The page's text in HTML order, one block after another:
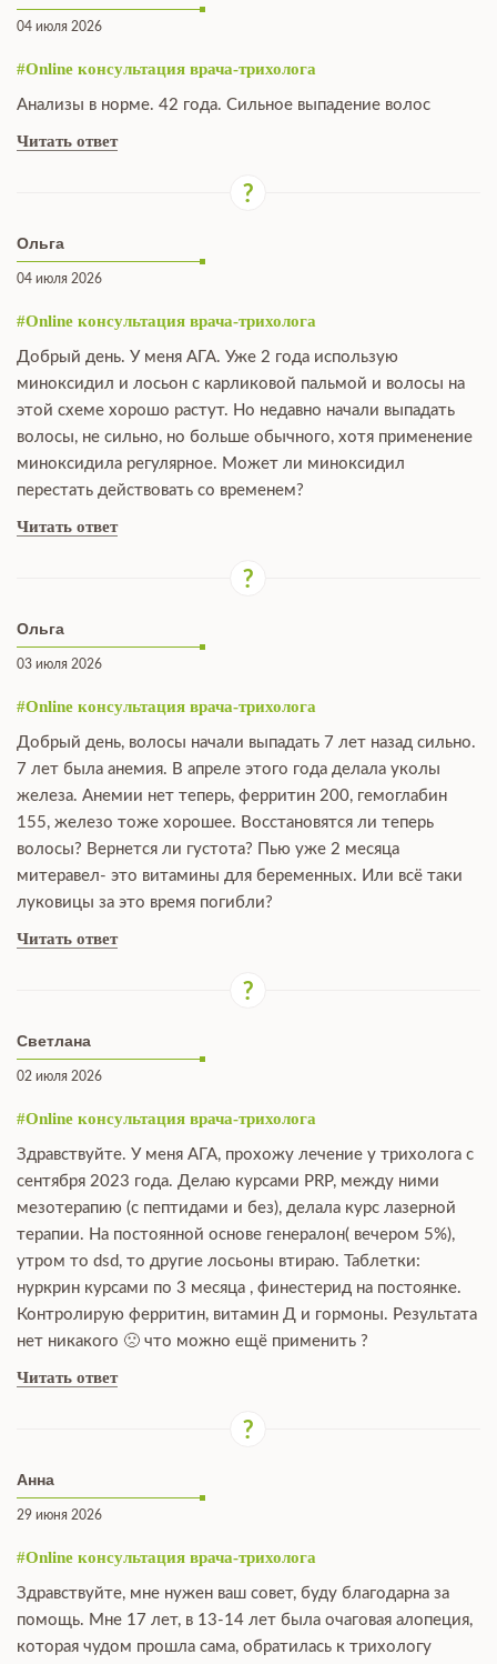
04 июля 2026
#Online консультация врача-трихолога
Анализы в норме. 42 года. Сильное выпадение волос
Читать ответ
Ольга
04 июля 2026
#Online консультация врача-трихолога
Добрый день. У меня АГА. Уже 2 года использую
миноксидил и лосьон с карликовой пальмой и волосы на
этой схеме хорошо растут. Но недавно начали выпадать
волосы, не сильно, но больше обычного, хотя применение
миноксидила регулярное. Может ли миноксидил
перестать действовать со временем?
Читать ответ
Ольга
03 июля 2026
#Online консультация врача-трихолога
Добрый день, волосы начали выпадать 7 лет назад сильно.
7 лет была анемия. В апреле этого года делала уколы
железа. Анемии нет теперь, ферритин 200, гемоглабин
155, железо тоже хорошее. Восстановятся ли теперь
волосы? Вернется ли густота? Пью уже 2 месяца
митеравел- это витамины для беременных. Или всё таки
луковицы за это время погибли?
Читать ответ
Светлана
02 июля 2026
#Online консультация врача-трихолога
Здравствуйте. У меня АГА, прохожу лечение у трихолога с
сентября 2023 года. Делаю курсами PRP, между ними
мезотерапию (с пептидами и без), делала курс лазерной
терапии. На постоянной основе генералон( вечером 5%),
утром то dsd, то другие лосьоны втираю. Таблетки:
нуркрин курсами по 3 месяца , финестерид на постоянке.
Контролирую ферритин, витамин Д и гормоны. Результата
нет никакого 🙁 что можно ещё применить ?
Читать ответ
Анна
29 июня 2026
#Online консультация врача-трихолога
Здравствуйте, мне нужен ваш совет, буду благодарна за
помощь. Мне 17 лет, в 13-14 лет была очаговая алопеция,
которая чудом прошла сама, обратилась к трихологу